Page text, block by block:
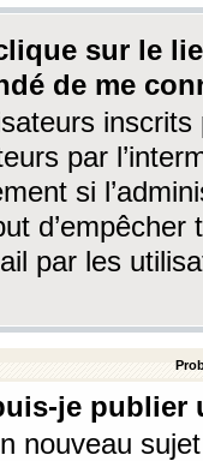
sur le
de me
par
si
par les
je
nouveau